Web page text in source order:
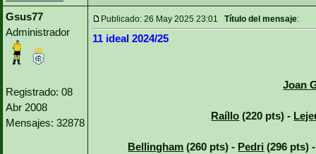
Gsus77
Administrador
Registrado: 08
Abr 2008
Mensajes: 32878
Publicado: 26 May 2025 23:01 Título del mensaje:
11 ideal 2024/25
Joan
Raíllo (220 pts) -
Bellingham (260 pts) - Pedri (296 pts)